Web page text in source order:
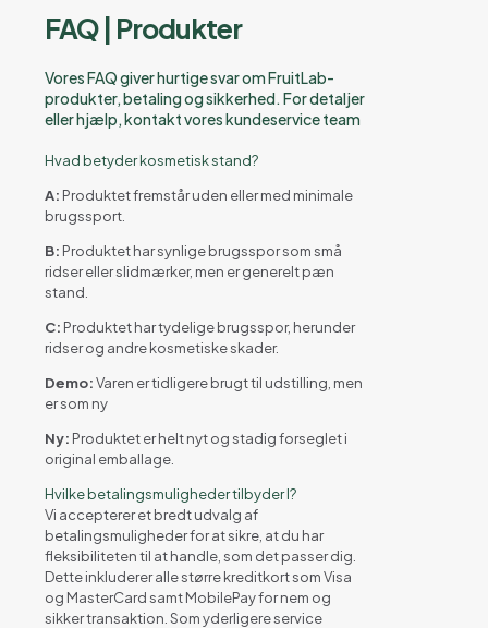
FAQ | Produkter
Vores FAQ giver hurtige svar om FruitLab-
produkter, betaling og sikkerhed. For detaljer
eller hjælp, kontakt vores kundeservice team
Hvad betyder kosmetisk stand?
A: Produktet fremstår uden eller med minimale
brugssport.
B: Produktet har synlige brugsspor som små
ridser eller slidmærker, men er generelt pæn
stand.
C: Produktet har tydelige brugsspor, herunder
ridser og andre kosmetiske skader.
Demo:Varen er tidligere brugt til udstilling, men
er som ny
Ny: Produktet er helt nyt og stadig forseglet i
original emballage.
Hvilke betalingsmuligheder tilbyder I?
Vi accepterer et bredt udvalg af
betalingsmuligheder for at sikre, at du har
fleksibiliteten til at handle, som det passer dig.
Dette inkluderer alle større kreditkort som Visa
og MasterCard samt MobilePay for nem og
sikker transaktion. Som yderligere service